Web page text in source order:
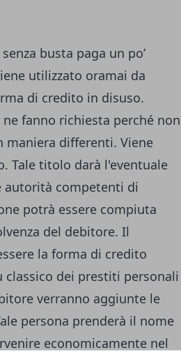
busta paga un po’
utilizzato oramai da
di credito in disuso.
fanno richiesta perché non
maniera differenti. Viene
Tale titolo darà l'eventuale
autorità competenti di
potrà essere compiuta
del debitore. Il
la forma di credito
dei prestiti personali
verranno aggiunte le
persona prenderà il nome
economicamente nel